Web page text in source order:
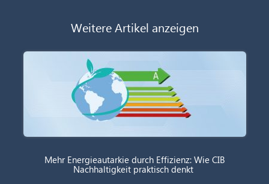
Weitere Artikel anzeigen
Mehr Energieautarkie durch Effizienz: Wie CIB
Nachhaltigkeit praktisch denkt